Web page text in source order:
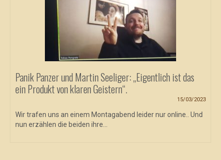
Panik Panzer und Martin Seeliger: „Eigentlich ist das
ein Produkt von klaren Geistern“.
15/03/2023
Wir trafen uns an einem Montagabend leider nur online.. Und
nun erzählen die beiden ihre...